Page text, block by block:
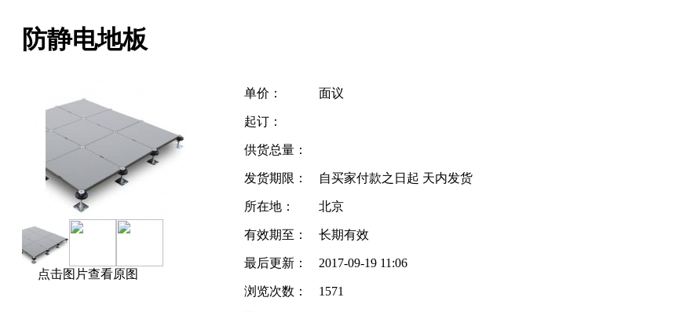
防静电地板
点击图片查看原图
单价： 面议
起订：
供货总量：
发货期限： 自买家付款之日起 天内发货
所在地： 北京
有效期至： 长期有效
最后更新： 2017-09-19 11:06
浏览次数： 1571